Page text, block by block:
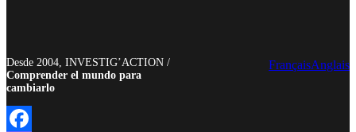
Desde 2004, INVESTIG’ACTION /
Comprender el mundo para
cambiarlo
FrançaisAnglais